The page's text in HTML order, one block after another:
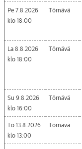
Pe 7.8.2026
18:00
Törnävä
La 8.8.2026
18:00
Törnävä
Su 9.8.2026
16:00
Törnävä
To 13.8.2026
13:00
Törnävä